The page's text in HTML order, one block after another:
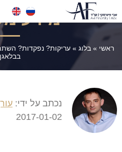
מידע
ראשי » בלוג » עריקות? נפקדות?
בבלאגן
נכתב על ידי:
2017-01-02